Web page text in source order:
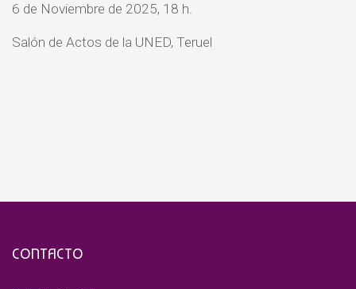
6 de Noviembre de 2025, 18 h.
Salón de Actos de la UNED, Teruel
CONTACTO